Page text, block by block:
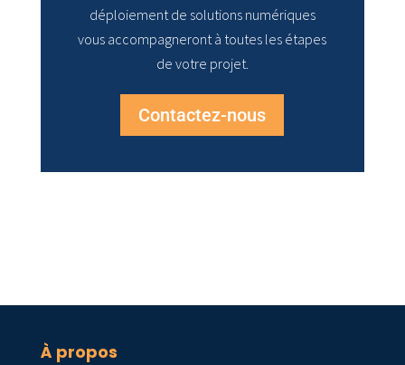
déploiement de solutions numériques
vous accompagneront à toutes les étapes
de votre projet.
Contactez-nous
À propos